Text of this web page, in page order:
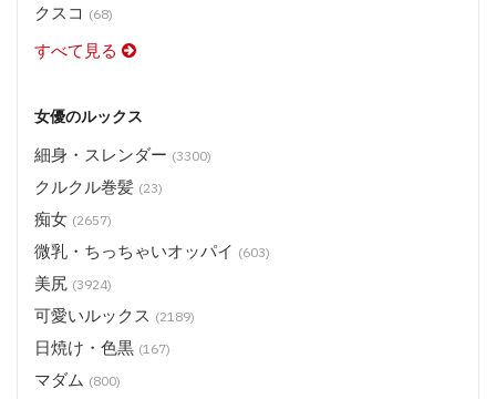
クスコ (68)
すべて見る
女優のルックス
細身・スレンダー (3300)
クルクル巻髪 (23)
痴女 (2657)
微乳・ちっちゃいオッパイ (603)
美尻 (3924)
可愛いルックス (2189)
日焼け・色黒 (167)
マダム (800)